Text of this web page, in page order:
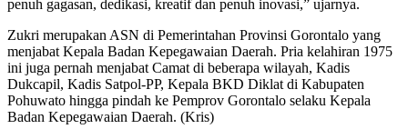
penuh gagasan, dedikasi, kreatif dan penuh inovasi,” ujarnya.
Zukri merupakan ASN di Pemerintahan Provinsi Gorontalo yang
menjabat Kepala Badan Kepegawaian Daerah. Pria kelahiran 1975
ini juga pernah menjabat Camat di beberapa wilayah, Kadis
Dukcapil, Kadis Satpol-PP, Kepala BKD Diklat di Kabupaten
Pohuwato hingga pindah ke Pemprov Gorontalo selaku Kepala
Badan Kepegawaian Daerah. (Kris)